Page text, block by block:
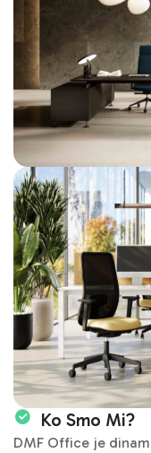
Ko Smo Mi?
DMF Office je